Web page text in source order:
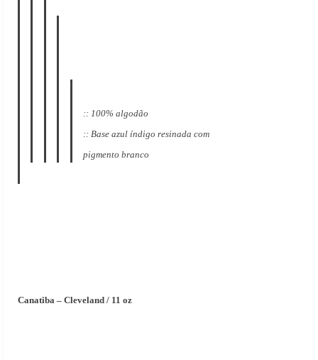
:: 100% algodão
:: Base azul índigo resinada com
pigmento branco
Canatiba – Cleveland / 11 oz